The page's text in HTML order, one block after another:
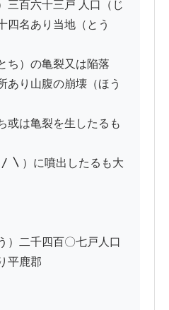
三百六十三戸 人口（じ
四名あり当地（とう
ち）の亀裂又は陥落
あり山腹の崩壊（ほう
或は亀裂を生したるも
〵）に噴出したるも大
）二千四百〇七戸人口
平鹿郡